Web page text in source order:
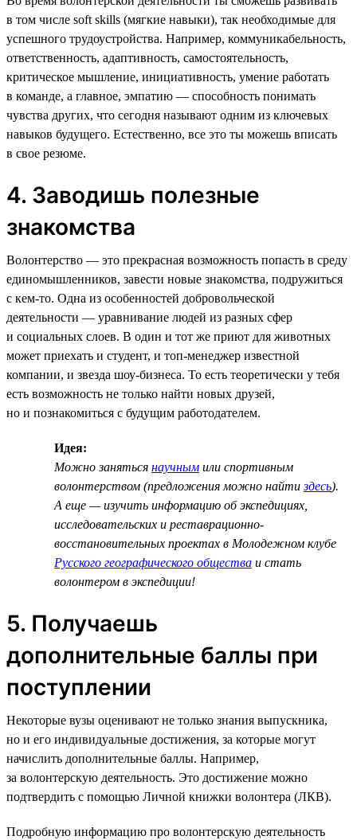
в том числе soft skills (мягкие навыки), так необходимые для
успешного трудоустройства. Например, коммуникабельность,
ответственность, адаптивность, самостоятельность,
критическое мышление, инициативность, умение работать
в команде, а главное, эмпатию — способность понимать
чувства других, что сегодня называют одним из ключевых
навыков будущего. Естественно, все это ты можешь вписать
в свое резюме.
4. Заводишь полезные
знакомства
Волонтерство — это прекрасная возможность попасть в среду
единомышленников, завести новые знакомства, подружиться
с кем-то. Одна из особенностей добровольческой
деятельности — уравнивание людей из разных сфер
и социальных слоев. В один и тот же приют для животных
может приехать и студент, и топ-менеджер известной
компании, и звезда шоу-бизнеса. То есть теоретически у тебя
есть возможность не только найти новых друзей,
но и познакомиться с будущим работодателем.
Идея:
Можно заняться научным или спортивным
волонтерством (предложения можно найтиздесь).
А еще — изучить информацию об экспедициях,
исследовательских и реставрационно-
восстановительных проектах в Молодежном клубе
Русского географического общества и стать
волонтером в экспедиции!
5. Получаешь
дополнительные баллы при
поступлении
Некоторые вузы оценивают не только знания выпускника,
но и его индивидуальные достижения, за которые могут
начислить дополнительные баллы. Например,
за волонтерскую деятельность. Это достижение можно
подтвердить с помощью Личной книжки волонтера (ЛКВ).
Подробную информацию про волонтерскую деятельность